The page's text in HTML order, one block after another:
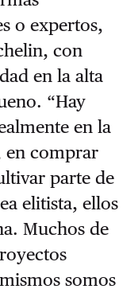
o expertos,
con
en la alta
“Hay
en la
en comprar
parte de
elitista, ellos
Muchos de
somos